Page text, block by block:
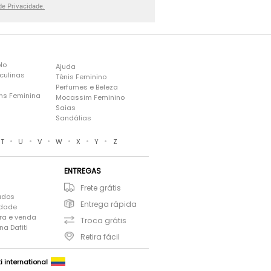
Privacidade.
Feminina
Ajuda
Tênis Feminino
Perfumes e Beleza
Mocassim Feminino
Saias
Sandálias
T • U • V • W • X • Y • Z
e venda
Dafiti
ENTREGAS
Frete grátis
Entrega rápida
Troca grátis
Retira fácil
international